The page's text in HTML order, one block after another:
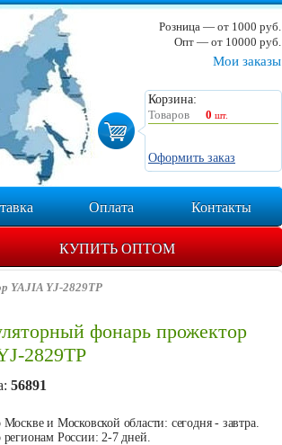
Мои заказы
Корзина:
Товаров
0 шт.
Оформить заказ
Розница — от 1000 руб.
Опт — от 10000 руб.
Оплата Контакты
КУПИТЬ ОПТОМ
YAJIA YJ-2829TP
фонарь прожектор
2829TP
56891
Москве и Московской области: сегодня - завтра.
регионам России: 2-7 дней.